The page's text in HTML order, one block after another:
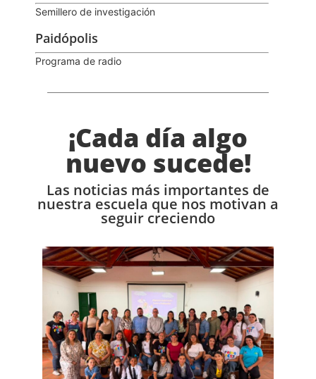
Semillero de investigación
Paidópolis
Programa de radio
¡Cada día algo
nuevo sucede!
Las noticias más importantes de
nuestra escuela que nos motivan a
seguir creciendo